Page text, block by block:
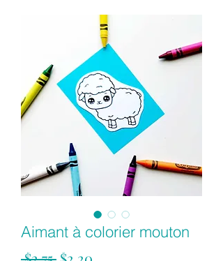
Aimant à colorier mouton
Regular